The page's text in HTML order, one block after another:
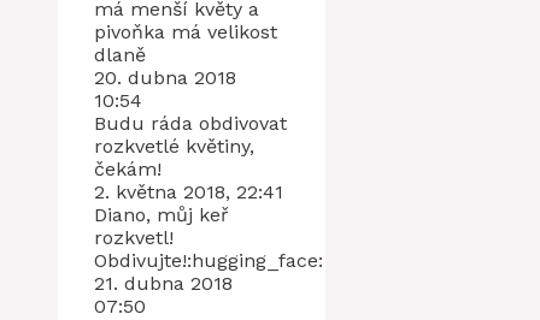
má menší květy a
pivoňka má velikost
dlaně
20. dubna 2018
10:54
Budu ráda obdivovat
rozkvetlé květiny,
čekám!
2. května 2018, 22:41
Diano, můj keř
rozkvetl!
Obdivujte!:hugging_face:
21. dubna 2018
07:50